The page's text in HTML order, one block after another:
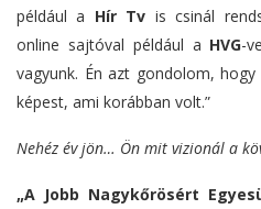
például a Hír Tv is csinál
online sajtóval például a HVG-
vagyunk. Én azt gondolom,
képest, ami korábban volt.”
Nehéz év jön… Ön mit vizionál a
„A Jobb Nagykőrösért